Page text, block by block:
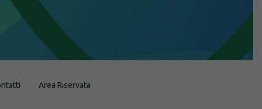
Area Riservata